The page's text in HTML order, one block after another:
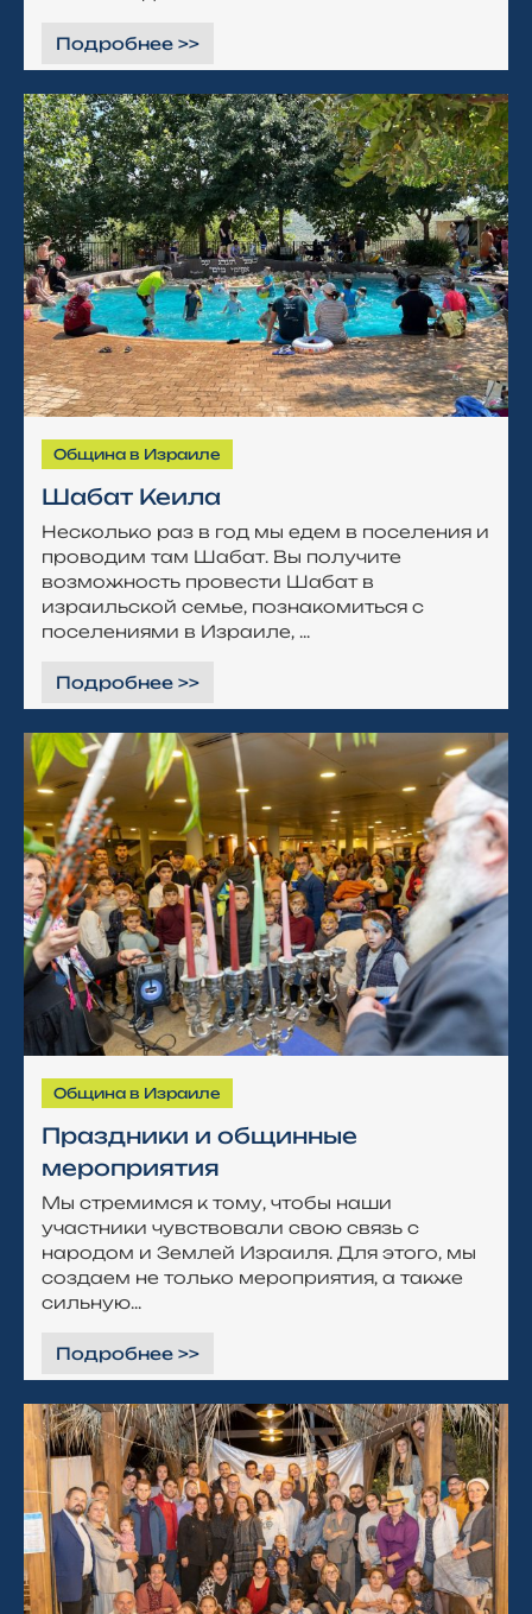
Подробнее >>
Община в Израиле
Шабат Кеила
Несколько раз в год мы едем в поселения и
проводим там Шабат. Вы получите
возможность провести Шабат в
израильской семье, познакомиться с
поселениями в Израиле, ...
Подробнее >>
Община в Израиле
Праздники и общинные
мероприятия
Мы стремимся к тому, чтобы наши
участники чувствовали свою связь с
народом и Землей Израиля. Для этого, мы
создаем не только мероприятия, а также
сильную...
Подробнее >>